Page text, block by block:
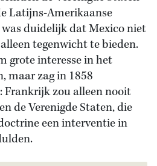
Latijns-Amerikaanse
duidelijk dat Mexico niet
tegenwicht te bieden.
grote interesse in het
maar zag in 1858
Frankrijk zou alleen nooit
de Verenigde Staten, die
een interventie in